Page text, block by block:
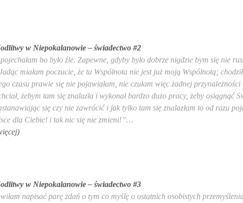
w Niepokalanowie – świadectwo #2
bo było źle. Zapewne, gdyby było dobrze nigdzie bym się nie
miałam poczucie, że ta Wspólnota nie jest już moją Wspólnotą;
czasu prawie się nie pojawiałam, nie czułam więc żadnej
żebym tam się znalazła i wykonał bardzo dużo pracy, żeby osiągnąć
się czy nie zawrócić i jak tylko tam się znalazłam to od razu
dla Ciebie! i tak nic się nie zmieni!”…
w Niepokalanowie – świadectwo #3
napisać parę zdań o tym co myślę o ostatnich osobistych